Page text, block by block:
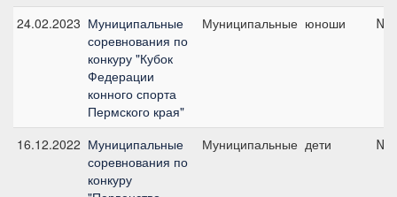
24.02.2023 Муниципальные
соревнования по
конкуру "Кубок
Федерации
конного спорта
Пермского края"
Муниципальные юноши
16.12.2022 Муниципальные
соревнования по
конкуру
Муниципальные дети